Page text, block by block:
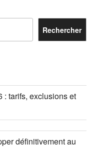
Rechercher
: tarifs, exclusions et
définitivement au